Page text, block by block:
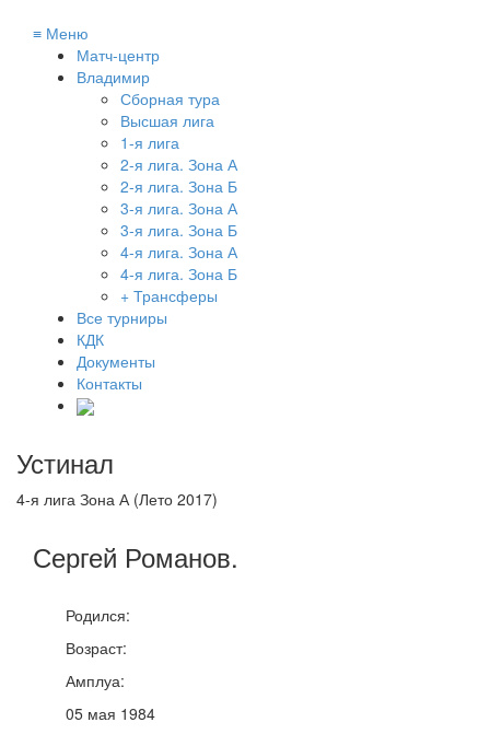
≡ Меню
Матч-центр
Владимир
Сборная тура
Высшая лига
1-я лига
2-я лига. Зона А
2-я лига. Зона Б
3-я лига. Зона А
3-я лига. Зона Б
4-я лига. Зона А
4-я лига. Зона Б
+ Трансферы
Все турниры
КДК
Документы
Контакты
Устинал
4-я лига Зона А (Лето 2017)
Сергей Романов.
Родился:
Возраст:
Амплуа:
05 мая 1984